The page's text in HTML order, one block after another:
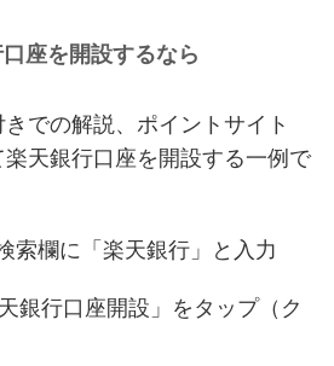
座を開設するなら
での解説、ポイントサイト
楽天銀行口座を開設する一例で
索欄に「楽天銀行」と入力
銀行口座開設」をタップ（ク